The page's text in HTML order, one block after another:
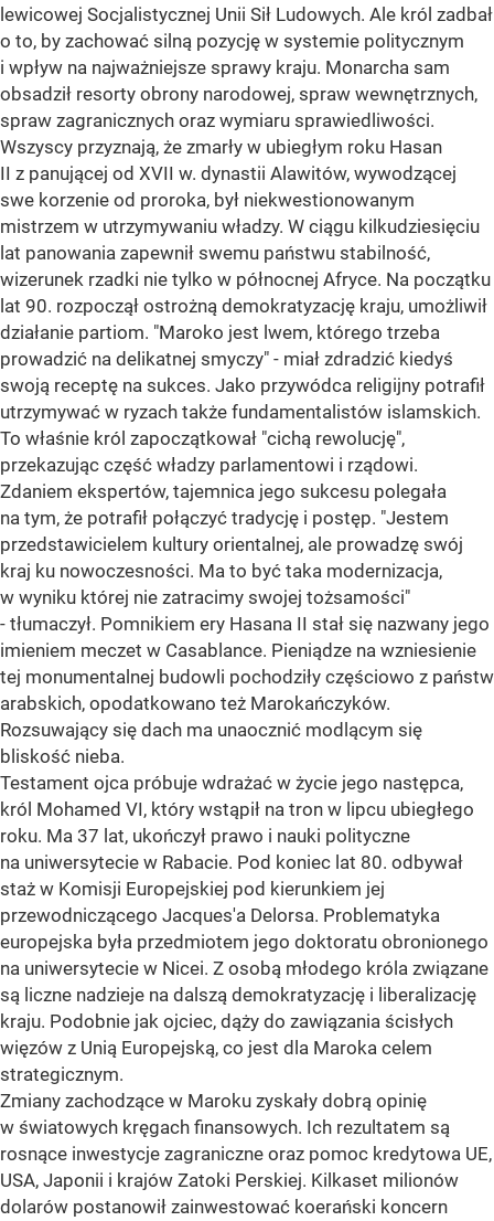
lewicowej Socjalistycznej Unii Sił Ludowych. Ale król zadbał
o to, by zachować silną pozycję w systemie politycznym
i wpływ na najważniejsze sprawy kraju. Monarcha sam
obsadził resorty obrony narodowej, spraw wewnętrznych,
spraw zagranicznych oraz wymiaru sprawiedliwości.
Wszyscy przyznają, że zmarły w ubiegłym roku Hasan
II z panującej od XVII w. dynastii Alawitów, wywodzącej
swe korzenie od proroka, był niekwestionowanym
mistrzem w utrzymywaniu władzy. W ciągu kilkudziesięciu
lat panowania zapewnił swemu państwu stabilność,
wizerunek rzadki nie tylko w północnej Afryce. Na początku
lat 90. rozpoczął ostrożną demokratyzację kraju, umożliwił
działanie partiom. "Maroko jest lwem, którego trzeba
prowadzić na delikatnej smyczy" - miał zdradzić kiedyś
swoją receptę na sukces. Jako przywódca religijny potrafił
utrzymywać w ryzach także fundamentalistów islamskich.
To właśnie król zapoczątkował "cichą rewolucję",
przekazując część władzy parlamentowi i rządowi.
Zdaniem ekspertów, tajemnica jego sukcesu polegała
na tym, że potrafił połączyć tradycję i postęp. "Jestem
przedstawicielem kultury orientalnej, ale prowadzę swój
kraj ku nowoczesności. Ma to być taka modernizacja,
w wyniku której nie zatracimy swojej tożsamości"
- tłumaczył. Pomnikiem ery Hasana II stał się nazwany jego
imieniem meczet w Casablance. Pieniądze na wzniesienie
tej monumentalnej budowli pochodziły częściowo z państw
arabskich, opodatkowano też Marokańczyków.
Rozsuwający się dach ma unaocznić modlącym się
bliskość nieba.
Testament ojca próbuje wdrażać w życie jego następca,
król Mohamed VI, który wstąpił na tron w lipcu ubiegłego
roku. Ma 37 lat, ukończył prawo i nauki polityczne
na uniwersytecie w Rabacie. Pod koniec lat 80. odbywał
staż w Komisji Europejskiej pod kierunkiem jej
przewodniczącego Jacques'a Delorsa. Problematyka
europejska była przedmiotem jego doktoratu obronionego
na uniwersytecie w Nicei. Z osobą młodego króla związane
są liczne nadzieje na dalszą demokratyzację i liberalizację
kraju. Podobnie jak ojciec, dąży do zawiązania ścisłych
więzów z Unią Europejską, co jest dla Maroka celem
strategicznym.
Zmiany zachodzące w Maroku zyskały dobrą opinię
w światowych kręgach finansowych. Ich rezultatem są
rosnące inwestycje zagraniczne oraz pomoc kredytowa UE,
USA, Japonii i krajów Zatoki Perskiej. Kilkaset milionów
dolarów postanowił zainwestować koerański koncern